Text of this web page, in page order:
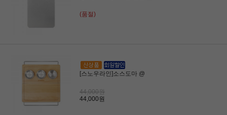
(품절)
[스노우라인]소스도마 @
44,000원
44,000원